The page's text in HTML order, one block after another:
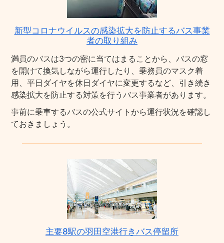
新型コロナウイルスの感染拡大を防止するバス事業
者の取り組み
満員のバスは3つの密に当てはまることから、バスの窓
を開けて換気しながら運行したり、乗務員のマスク着
用、平日ダイヤを休日ダイヤに変更するなど、引き続き
感染拡大を防止する対策を行うバス事業者があります。
事前に乗車するバスの公式サイトから運行状況を確認し
ておきましょう。
主要8駅の羽田空港行きバス停留所